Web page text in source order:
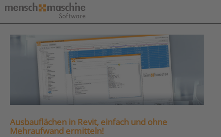
Ausbauflächen in Revit, einfach und ohne
Mehraufwand ermitteln!